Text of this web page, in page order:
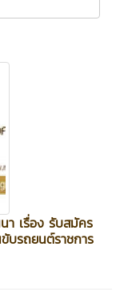
า เรื่อง รับสมัคร
บรถยนต์ราชการ